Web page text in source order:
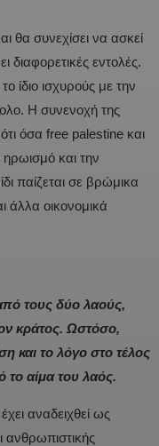
θα συνεχίσει να ασκεί
διαφορετικές εντολές.
ίδιο ισχυρούς με την
Η συνενοχή της
όσα free palestine και
και την
παίζεται σε βρώμικα
άλλα οικονομικά
τους δύο λαούς,
κράτος. Ωστόσο,
και το λόγο στο τέλος
το αίμα του λαός.
αναδειχθεί ως
ανθρωπιστικής